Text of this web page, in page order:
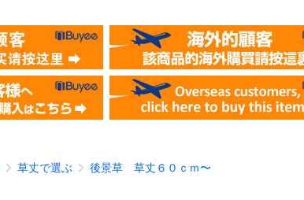
草丈で選ぶ 後景草 草丈６０ｃｍ〜